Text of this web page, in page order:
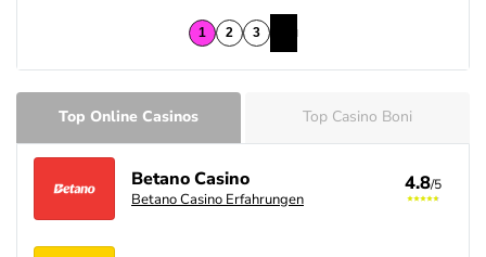
Top Online Casinos Top Casino Boni
Betano Casino
Betano Casino Erfahrungen
4.8/5